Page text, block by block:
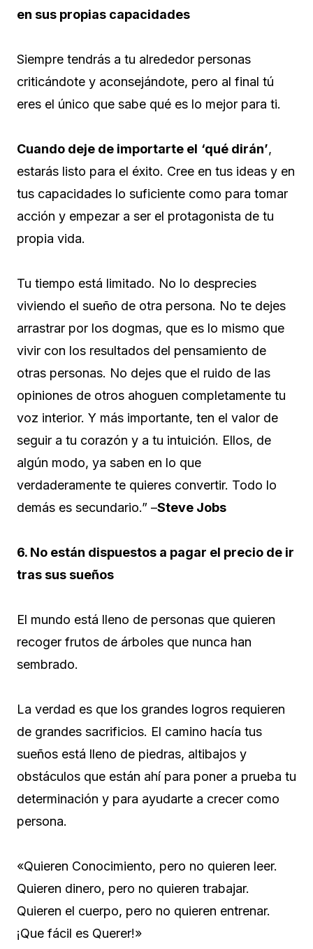
en sus propias capacidades
Siempre tendrás a tu alrededor personas
criticándote y aconsejándote, pero al final tú
eres el único que sabe qué es lo mejor para ti.
Cuando deje de importarte el ‘qué dirán’,
estarás listo para el éxito. Cree en tus ideas y en
tus capacidades lo suficiente como para tomar
acción y empezar a ser el protagonista de tu
propia vida.
Tu tiempo está limitado. No lo desprecies
viviendo el sueño de otra persona. No te dejes
arrastrar por los dogmas, que es lo mismo que
vivir con los resultados del pensamiento de
otras personas. No dejes que el ruido de las
opiniones de otros ahoguen completamente tu
voz interior. Y más importante, ten el valor de
seguir a tu corazón y a tu intuición. Ellos, de
algún modo, ya saben en lo que
verdaderamente te quieres convertir. Todo lo
demás es secundario.” –Steve Jobs
6. No están dispuestos a pagar el precio de ir
tras sus sueños
El mundo está lleno de personas que quieren
recoger frutos de árboles que nunca han
sembrado.
La verdad es que los grandes logros requieren
de grandes sacrificios. El camino hacía tus
sueños está lleno de piedras, altibajos y
obstáculos que están ahí para poner a prueba tu
determinación y para ayudarte a crecer como
persona.
«Quieren Conocimiento, pero no quieren leer.
Quieren dinero, pero no quieren trabajar.
Quieren el cuerpo, pero no quieren entrenar.
¡Que fácil es Querer!»